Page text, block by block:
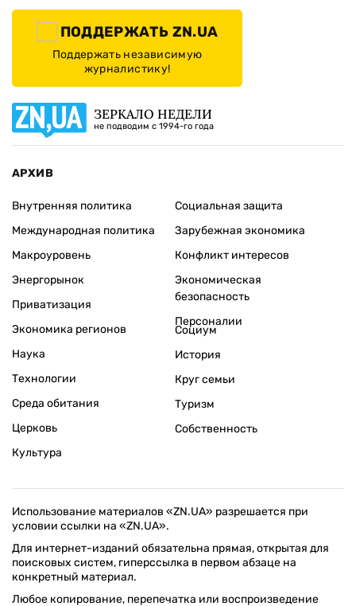
ПОДДЕРЖАТЬ ZN.UA
Поддержать независимую
журналистику!
ЗЕРКАЛО НЕДЕЛИ
не подводим с 1994-го года
АРХИВ
Внутренняя политика
Международная политика
Макроуровень
Энергорынок
Приватизация
Экономика регионов
Социальная защита
Зарубежная экономика
Конфликт интересов
Экономическая
безопасность
Персоналии
Наука
Технологии
Среда обитания
Церковь
Культура
Социум
История
Круг семьи
Туризм
Собственность
Использование материалов «ZN.UA» разрешается при
условии ссылки на «ZN.UA».
Для интернет-изданий обязательна прямая, открытая для
поисковых систем, гиперссылка в первом абзаце на
конкретный материал.
Любое копирование, перепечатка или воспроизведение